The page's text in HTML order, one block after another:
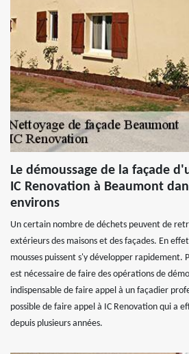
Le démoussage de la façade
IC Renovation à Beaumont
environs
Un certain nombre de déchets peuvent de
extérieurs des maisons et des façades. En
mousses puissent s'y développer rapidement.
est nécessaire de faire des opérations de
indispensable de faire appel à un façadier
possible de faire appel à IC Renovation qui a
depuis plusieurs années.